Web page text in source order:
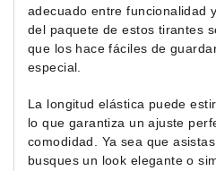
adecuado entre funcionalidad
del paquete de estos tirantes
que los hace fáciles de
especial.
La longitud elástica puede
lo que garantiza un ajuste
comodidad. Ya sea que
busques un look elegante o